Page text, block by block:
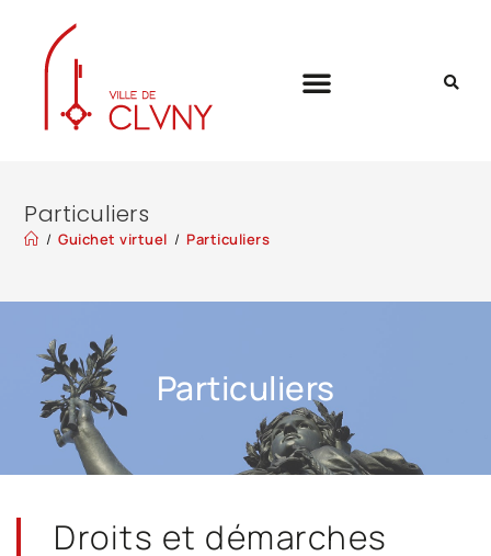
Particuliers
/ Guichet virtuel / Particuliers
Particuliers
Droits et démarches